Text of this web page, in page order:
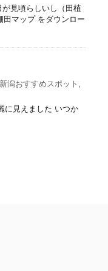
見頃らしいし（田植
マップ をダウンロー
新潟おすすめスポット ,
に見えました いつか